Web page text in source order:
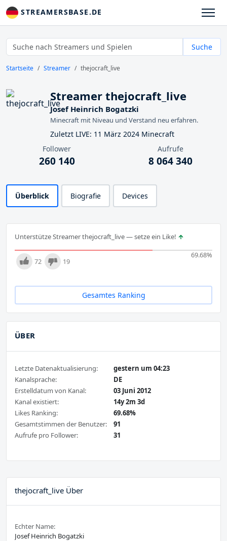
STREAMERSBASE.DE
Suche
Startseite Streamer thejocraft_live
Streamer thejocraft_live
Josef Heinrich Bogatzki
Minecraft mit Niveau und Verstand neu erfahren.
Zuletzt LIVE: 11 März 2024 Minecraft
Follower
260 140
Aufrufe
8 064 340
Überblick Biografie Devices
Unterstütze Streamer thejocraft_live — setze ein Like!
69.68%
72 19
Gesamtes Ranking
ÜBER
Letzte Datenaktualisierung:
gestern um 04:23
Kanalsprache:
DE
Erstelldatum von Kanal:
03 Juni 2012
Kanal existiert:
14y 2m 3d
Likes Ranking:
69.68%
Gesamtstimmen der Benutzer:
91
Aufrufe pro Follower:
31
thejocraft_live Über
Echter Name:
Josef Heinrich Bogatzki